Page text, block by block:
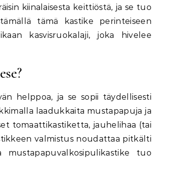
kiinalaisesta keittiöstä, ja se tuo
tämä kastike perinteiseen
kasvisruokalaji, joka hivelee
helppoa, ja se sopii täydellisesti
laadukkaita mustapapuja ja
tomaattikastiketta, jauhelihaa (tai
valmistus noudattaa pitkälti
mustapapuvalkosipulikastike tuo